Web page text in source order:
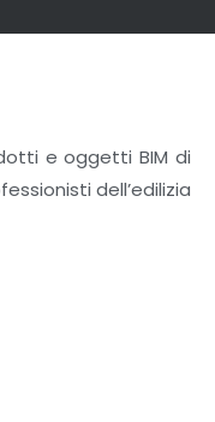
e oggetti BIM di
dell’edilizia